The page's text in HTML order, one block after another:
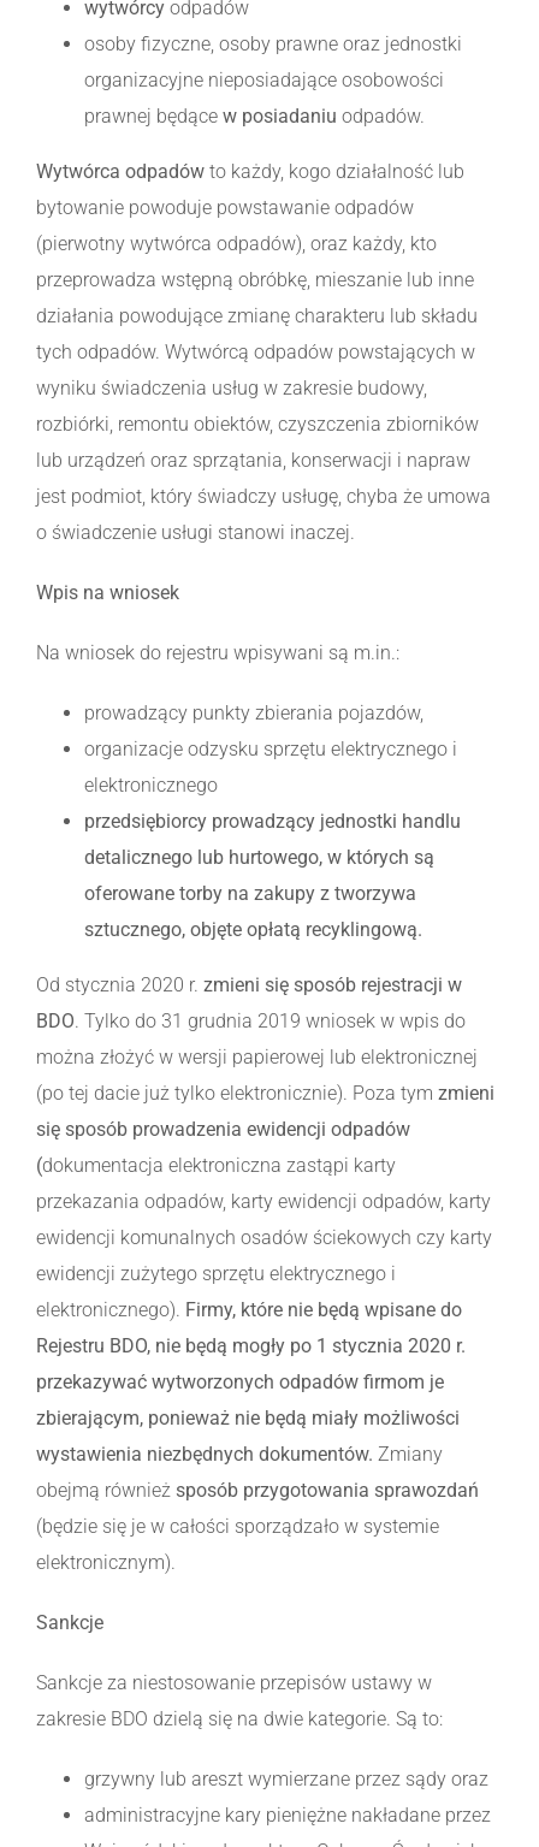
wytwórcy odpadów
osoby fizyczne, osoby prawne oraz jednostki
organizacyjne nieposiadające osobowości
prawnej będące w posiadaniu odpadów.
Wytwórca odpadów to każdy, kogo działalność lub
bytowanie powoduje powstawanie odpadów
(pierwotny wytwórca odpadów), oraz każdy, kto
przeprowadza wstępną obróbkę, mieszanie lub inne
działania powodujące zmianę charakteru lub składu
tych odpadów. Wytwórcą odpadów powstających w
wyniku świadczenia usług w zakresie budowy,
rozbiórki, remontu obiektów, czyszczenia zbiorników
lub urządzeń oraz sprzątania, konserwacji i napraw
jest podmiot, który świadczy usługę, chyba że umowa
o świadczenie usługi stanowi inaczej.
Wpis na wniosek
Na wniosek do rejestru wpisywani są m.in.:
prowadzący punkty zbierania pojazdów,
organizacje odzysku sprzętu elektrycznego i
elektronicznego
przedsiębiorcy prowadzący jednostki handlu
detalicznego lub hurtowego, w których są
oferowane torby na zakupy z tworzywa
sztucznego, objęte opłatą recyklingową.
Od stycznia 2020 r. zmieni się sposób rejestracji w
BDO. Tylko do 31 grudnia 2019 wniosek w wpis do
można złożyć w wersji papierowej lub elektronicznej
(po tej dacie już tylko elektronicznie). Poza tym zmieni
się sposób prowadzenia ewidencji odpadów
(dokumentacja elektroniczna zastąpi karty
przekazania odpadów, karty ewidencji odpadów, karty
ewidencji komunalnych osadów ściekowych czy karty
ewidencji zużytego sprzętu elektrycznego i
elektronicznego). Firmy, które nie będą wpisane do
Rejestru BDO, nie będą mogły po 1 stycznia 2020 r.
przekazywać wytworzonych odpadów firmom je
zbierającym, ponieważ nie będą miały możliwości
wystawienia niezbędnych dokumentów. Zmiany
obejmą również sposób przygotowania sprawozdań
(będzie się je w całości sporządzało w systemie
elektronicznym).
Sankcje
Sankcje za niestosowanie przepisów ustawy w
zakresie BDO dzielą się na dwie kategorie. Są to:
grzywny lub areszt wymierzane przez sądy oraz
administracyjne kary pieniężne nakładane przez